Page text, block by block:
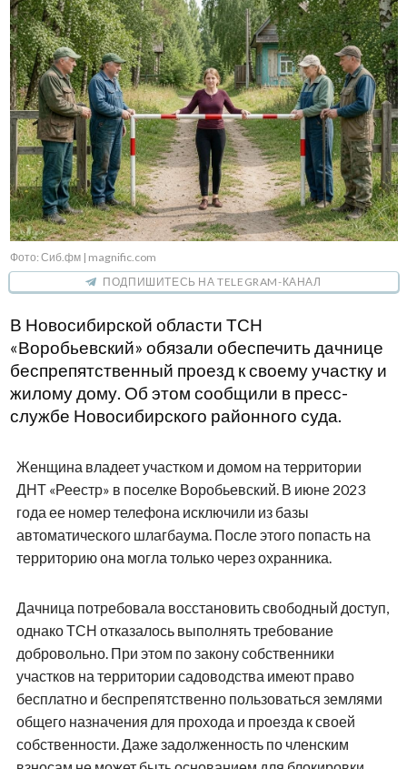
Фото: Сиб.фм | magnific.com
ПОДПИШИТЕСЬ НА TELEGRAM-КАНАЛ
В Новосибирской области ТСН
«Воробьевский» обязали обеспечить дачнице
беспрепятственный проезд к своему участку и
жилому дому. Об этом сообщили в пресс-
службе Новосибирского районного суда.
Женщина владеет участком и домом на территории
ДНТ «Реестр» в поселке Воробьевский. В июне 2023
года ее номер телефона исключили из базы
автоматического шлагбаума. После этого попасть на
территорию она могла только через охранника.
Дачница потребовала восстановить свободный доступ,
однако ТСН отказалось выполнять требование
добровольно. При этом по закону собственники
участков на территории садоводства имеют право
бесплатно и беспрепятственно пользоваться землями
общего назначения для прохода и проезда к своей
собственности. Даже задолженность по членским